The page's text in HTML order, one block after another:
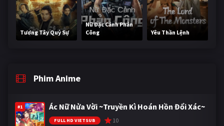
Tương Tây Quỷ Sự
Nữ Đặc Cảnh Phản
Công
Yêu Thần Lệnh
Phim Anime
#1 Ác Nữ Nửa Vời ~Truyền Kì Hoán Hồn Đổi Xác~
FULL HD VIETSUB 10